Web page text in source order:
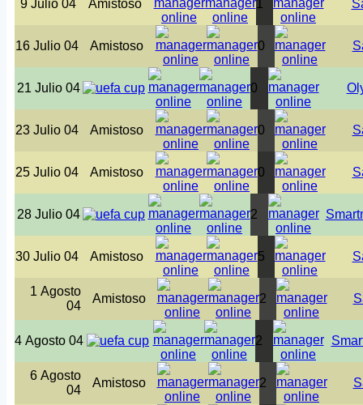
9 Julio 04 Amistoso 1
16 Julio 04 Amistoso 0
21 Julio 04 0
23 Julio 04 Amistoso 0
25 Julio 04 Amistoso 0
28 Julio 04 2
30 Julio 04 Amistoso 5
1 Agosto
04
Amistoso 2
4 Agosto 04 2
6 Agosto
04
Amistoso 2